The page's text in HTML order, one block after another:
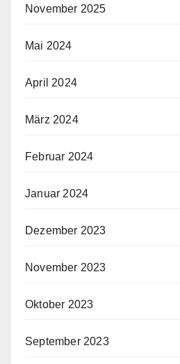
November 2025
Mai 2024
April 2024
März 2024
Februar 2024
Januar 2024
Dezember 2023
November 2023
Oktober 2023
September 2023